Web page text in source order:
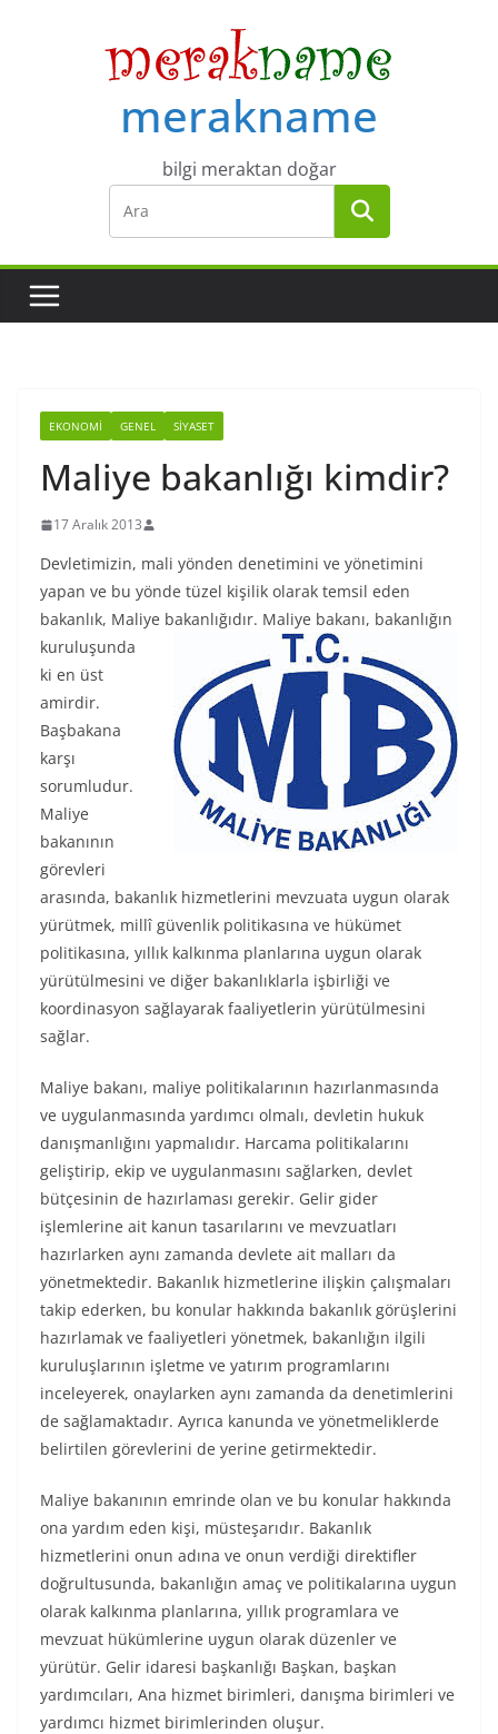
merakname
bilgi meraktan doğar
EKONOMI GENEL SIYASET
Maliye bakanlığı kimdir?
17 Aralık 2013
Devletimizin, mali yönden denetimini ve yönetimini
yapan ve bu yönde tüzel kişilik olarak temsil eden
bakanlık, Maliye bakanlığıdır. Maliye bakanı, bakanlığın
kuruluşunda
ki en üst
amirdir.
Başbakana
karşı
sorumludur.
Maliye
bakanının
görevleri
arasında, bakanlık hizmetlerini mevzuata uygun olarak
yürütmek, millî güvenlik politikasına ve hükümet
politikasına, yıllık kalkınma planlarına uygun olarak
yürütülmesini ve diğer bakanlıklarla işbirliği ve
koordinasyon sağlayarak faaliyetlerin yürütülmesini
sağlar.
Maliye bakanı, maliye politikalarının hazırlanmasında
ve uygulanmasında yardımcı olmalı, devletin hukuk
danışmanlığını yapmalıdır. Harcama politikalarını
geliştirip, ekip ve uygulanmasını sağlarken, devlet
bütçesinin de hazırlaması gerekir. Gelir gider
işlemlerine ait kanun tasarılarını ve mevzuatları
hazırlarken aynı zamanda devlete ait malları da
yönetmektedir. Bakanlık hizmetlerine ilişkin çalışmaları
takip ederken, bu konular hakkında bakanlık görüşlerini
hazırlamak ve faaliyetleri yönetmek, bakanlığın ilgili
kuruluşlarının işletme ve yatırım programlarını
inceleyerek, onaylarken aynı zamanda da denetimlerini
de sağlamaktadır. Ayrıca kanunda ve yönetmeliklerde
belirtilen görevlerini de yerine getirmektedir.
Maliye bakanının emrinde olan ve bu konular hakkında
ona yardım eden kişi, müsteşarıdır. Bakanlık
hizmetlerini onun adına ve onun verdiği direktifler
doğrultusunda, bakanlığın amaç ve politikalarına uygun
olarak kalkınma planlarına, yıllık programlara ve
mevzuat hükümlerine uygun olarak düzenler ve
yürütür. Gelir idaresi başkanlığı Başkan, başkan
yardımcıları, Ana hizmet birimleri, danışma birimleri ve
yardımcı hizmet birimlerinden oluşur.